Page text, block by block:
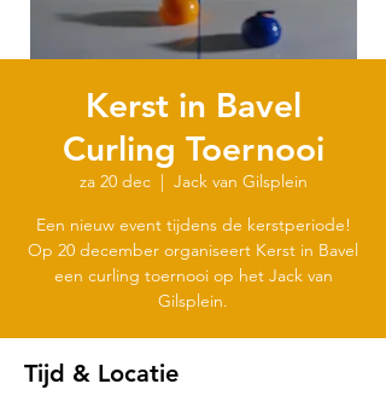
Kerst in Bavel
Curling Toernooi
za 20 dec
  |
Jack van Gilsplein
Een nieuw event tijdens de kerstperiode!
Op 20 december organiseert Kerst in Bavel
een curling toernooi op het Jack van
Gilsplein.
Tijd & Locatie